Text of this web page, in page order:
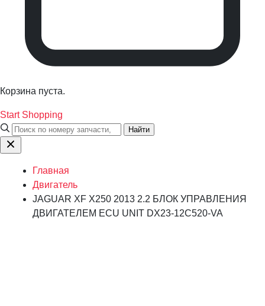
Корзина пуста.
Start Shopping
Найти
Главная
Двигатель
JAGUAR XF X250 2013 2.2 БЛОК УПРАВЛЕНИЯ
ДВИГАТЕЛЕМ ECU UNIT DX23-12C520-VA